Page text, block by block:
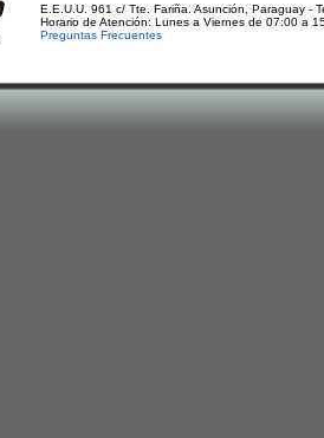
E.E.U.U. 961 c/ Tte. Fariña. Asunción, Paraguay -
Horario de Atención: Lunes a Viernes de 07:00 a
Preguntas Frecuentes